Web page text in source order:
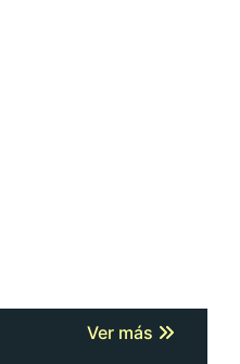
Ver más